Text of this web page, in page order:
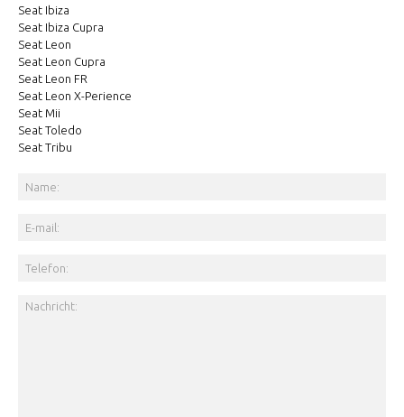
Seat Ibiza
Seat Ibiza Cupra
Seat Leon
Seat Leon Cupra
Seat Leon FR
Seat Leon X-Perience
Seat Mii
Seat Toledo
Seat Tribu